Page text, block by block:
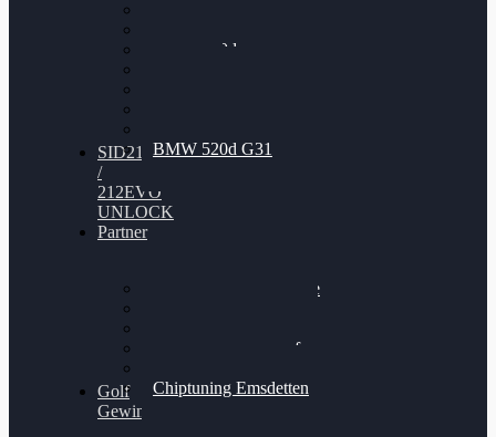
BMW 120d
BMW 520d G31
SID212
/
212EVO
UNLOCK
Partner
Bilgenroth Performance
Chiptuning Schüttorf
Chiptuning Emsdetten
Golf
Gewinnspiel